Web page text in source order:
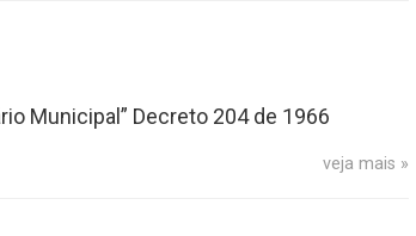
Municipal” Decreto 204 de 1966
veja mais